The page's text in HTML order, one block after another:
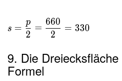
s =
2
p
=
2
660
= 330
9. Die
Formel